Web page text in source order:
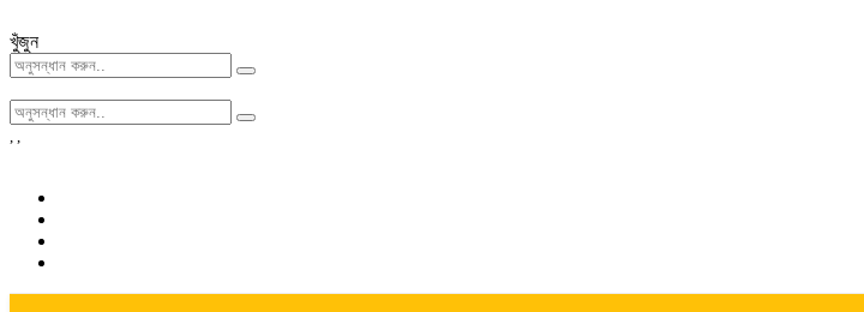
খুঁজুন
, ,